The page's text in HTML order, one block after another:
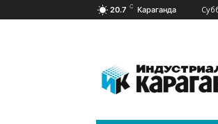
20.7 C Караганда